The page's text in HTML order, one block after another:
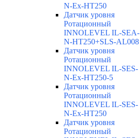
N-Ex-HT250
Датчик уровня
Ротационный
INNOLEVEL IL-SEA-
N-HT250+SLS-AL008
Датчик уровня
Ротационный
INNOLEVEL IL-SES-
N-Ex-HT250-5
Датчик уровня
Ротационный
INNOLEVEL IL-SES-
N-Ex-HT250
Датчик уровня
Ротационный